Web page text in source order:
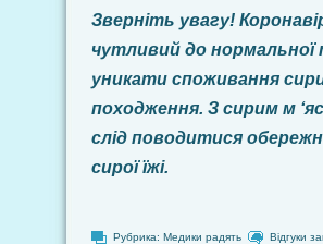
Зверніть увагу!
чутливий до нормальної
уникати споживання
походження. З сирим м
слід поводитися
сирої їжі.
Рубрика: Медики радять Відгуки